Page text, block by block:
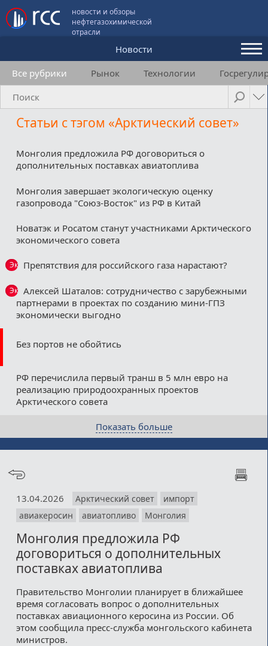
новости и обзоры
нефтегазохимической
отрасли
Новости
Аналитика и мнения
Видео
Пользовательское соглашение
Контакты
Все рубрики Рынок Технологии
Статьи с тэгом «Арктический совет»
Монголия предложила РФ договориться о
дополнительных поставках авиатоплива
Монголия завершает экологическую оценку
газопровода "Союз-Восток" из РФ в Китай
Новатэк и Росатом станут участниками Арктического
экономического совета
Эксклюзив
Препятствия для российского газа нарастают?
Эксклюзив
Алексей Шаталов: сотрудничество с зарубежными
партнерами в проектах по созданию мини-ГПЗ
экономически выгодно
Без портов не обойтись
РФ перечислила первый транш в 5 млн евро на
реализацию природоохранных проектов
Арктического совета
Показать больше
13.04.2026 Арктический совет
импорт
авиакеросин
авиатопливо Монголия
Монголия предложила РФ
договориться о дополнительных
поставках авиатоплива
Правительство Монголии планирует в ближайшее
время согласовать вопрос о дополнительных
поставках авиационного керосина из России. Об
этом сообщила пресс-служба монгольского кабинета
министров.